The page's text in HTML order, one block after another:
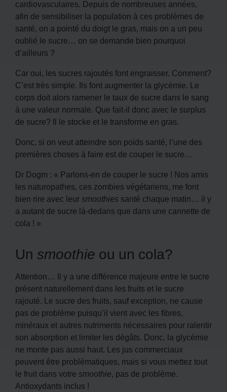
cardiovasculaires. Depuis de nombreuses années,
afin de sensibiliser la population à ces problèmes de
santé, on a pointé du doigt le gras, mais on a un peu
oublié le sucre… on se demande bien pourquoi
d’ailleurs ?
Car oui, les sucres rajoutés font engraisser. Comment?
C’est très simple. Ils font augmenter la glycémie. Le
corps doit alors ramener le taux de sucre dans le sang
à une valeur normale. Que fait-il donc avec le surplus
de sucre? Il le stocke et le transforme en gras.
Donc, si on veut atteindre son poids santé, l’une des
premières choses à faire est de couper le sucre…
Dr Dogm : « Parlons-en de couper le sucre ! Nos amis
les naturopathes, ces zombies végétariens, me font
bien rire avec leursmoothies santé chaque matin… il y
a autant de sucre là-dedans que dans une cannette de
cola ! »
Un smoothie ou un cola?
Attention… Il y a une différence majeure entre le sucre
présent naturellement dans les fruits et le sucre
rajouté. Le sucre des fruits, sauf exception, ne cause
pas de problème puisqu’il vient avec les fibres,
minéraux et autres nutriments nécessaires pour ralentir
son absorption et limiter les dégâts. Donc, la glycémie
ne monte pas aussi haut. Les jus commerciaux
peuvent être problématiques, mais si vous mettez tout
le fruit dans votre smoothie, pas de problème.
Antioxydants inclus !